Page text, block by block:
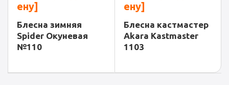
ену]
Блесна зимняя
Spider Окуневая
№110
ену]
Блесна кастмастер
Akara Kastmaster
1103